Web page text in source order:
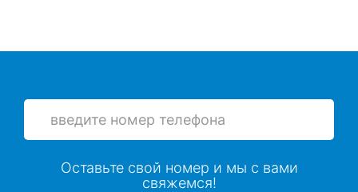
Оставьте свой номер и мы с вами
свяжемся!